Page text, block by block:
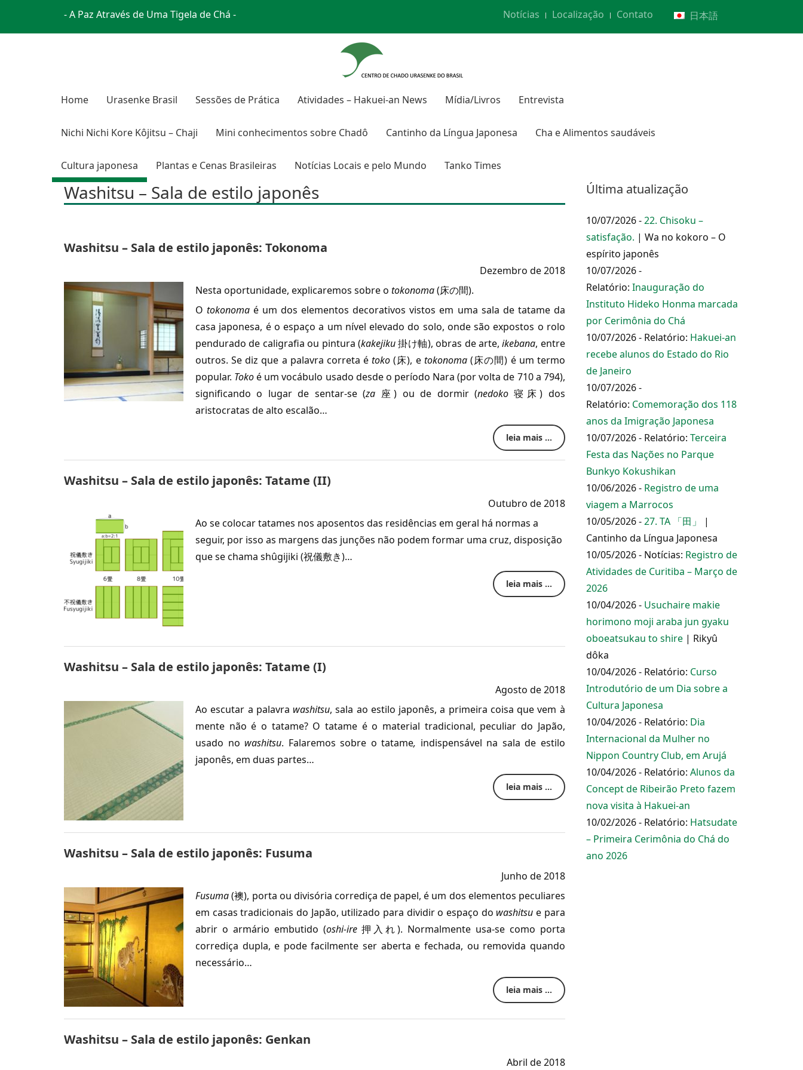
- A Paz Através de Uma Tigela de Chá - Notícias Localização Contato 日本語
Home Urasenke Brasil Sessões de Prática Atividades – Hakuei-an News Mídia/Livros Entrevista
Nichi Nichi Kore Kôjitsu – Chaji Mini conhecimentos sobre Chadô Cantinho da Língua Japonesa Cha e Alimentos saudáveis
Cultura japonesa Plantas e Cenas Brasileiras Notícias Locais e pelo Mundo Tanko Times
Washitsu – Sala de estilo japonês
Washitsu – Sala de estilo japonês: Tokonoma
Dezembro de 2018
Nesta oportunidade, explicaremos sobre o tokonoma(床の間).
O tokonoma é um dos elementos decorativos vistos em uma sala de tatame da
casa japonesa, é o espaço a um nível elevado do solo, onde são expostos o rolo
pendurado de caligrafia ou pintura (kakejiku掛け軸), obras de arte,ikebana, entre
outros. Se diz que a palavra correta étoko (床), e tokonoma(床の間) é um termo
popular. Tokoé um vocábulo usado desde o período Nara (por volta de 710 a 794),
significando o lugar de sentar-se (za 座) ou de dormir (nedoko寝床) dos
aristocratas de alto escalão…
leia mais ...
Washitsu – Sala de estilo japonês: Tatame (II)
Outubro de 2018
Ao se colocar tatames nos aposentos das residências em geral há normas a
seguir, por isso as margens das junções não podem formar uma cruz, disposição
que se chama shûgijiki (祝儀敷き)…
leia mais ...
Washitsu – Sala de estilo japonês: Tatame (I)
Agosto de 2018
Ao escutar a palavra washitsu, sala ao estilo japonês, a primeira coisa que vem à
mente não é o tatame? O tatame é o material tradicional, peculiar do Japão,
usado no washitsu. Falaremos sobre o tatame, indispensável na sala de estilo
japonês, em duas partes…
leia mais ...
Washitsu – Sala de estilo japonês: Fusuma
Junho de 2018
Fusuma(襖), porta ou divisória corrediça de papel, é um dos elementos peculiares
em casas tradicionais do Japão, utilizado para dividir o espaço do washitsu e para
abrir o armário embutido (oshi-ire押入れ). Normalmente usa-se como porta
corrediça dupla, e pode facilmente ser aberta e fechada, ou removida quando
necessário…
leia mais ...
Washitsu – Sala de estilo japonês: Genkan
Abril de 2018
Última atualização
10/07/2026 -22. Chisoku –
satisfação. | Wa no kokoro – O
espírito japonês
10/07/2026 -
Relatório: Inauguração do
Instituto Hideko Honma marcada
por Cerimônia do Chá
10/07/2026 - Relatório: Hakuei-an
recebe alunos do Estado do Rio
de Janeiro
10/07/2026 -
Relatório: Comemoração dos 118
anos da Imigração Japonesa
10/07/2026 - Relatório: Terceira
Festa das Nações no Parque
Bunkyo Kokushikan
10/06/2026 - Registro de uma
viagem a Marrocos
10/05/2026 -27. TA 「田」
|
Cantinho da Língua Japonesa
10/05/2026 - Notícias: Registro de
Atividades de Curitiba – Março de
2026
10/04/2026 - Usuchaire makie
horimono moji araba jun gyaku
oboeatsukau to shire| Rikyû
dôka
10/04/2026 - Relatório: Curso
Introdutório de um Dia sobre a
Cultura Japonesa
10/04/2026 - Relatório: Dia
Internacional da Mulher no
Nippon Country Club, em Arujá
10/04/2026 - Relatório: Alunos da
Concept de Ribeirão Preto fazem
nova visita à Hakuei-an
10/02/2026 - Relatório: Hatsudate
– Primeira Cerimônia do Chá do
ano 2026